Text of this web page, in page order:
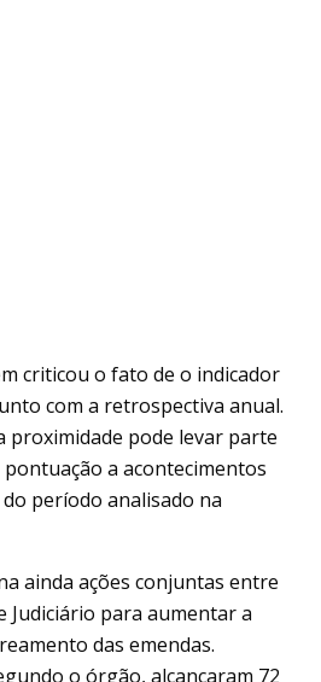
criticou o fato de o indicador
com a retrospectiva anual.
proximidade pode levar parte
a acontecimentos
período analisado na
ainda ações conjuntas entre
Judiciário para aumentar a
das emendas.
o órgão, alcançaram 72